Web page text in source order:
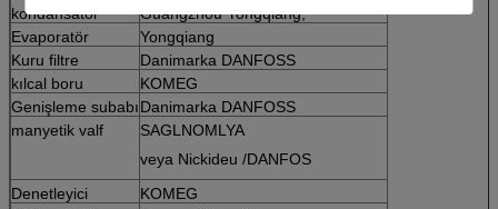
kondansatör
Guangzhou Yongqiang,
Evaporatör
Yongqiang
Kuru filtre
Danimarka DANFOSS
kılcal boru
KOMEG
Genişleme subabıDanimarka DANFOSS
manyetik valf
SAGLNOMLYA
veya Nickideu /DANFOS
Denetleyici
KOMEG